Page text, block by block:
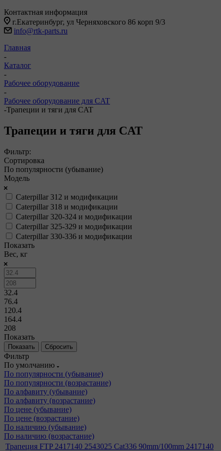
Контактная информация
г.Екатеринбург, ул Черняховского 86 корп 9/3
info@rtk-parts.ru
Главная
-
Каталог
-
Рабочее оборудование
-
Рабочее оборудование для CAT
-Трапеции и тяги для CAT
Трапеции и тяги для CAT
Фильтр:
Сортировка
По популярности (убывание)
Модель
Caterpillar 312 и модификации
Caterpillar 318 и модификации
Caterpillar 320-324 и модификации
Caterpillar 325-329 и модификации
Caterpillar 330-336 и модификации
Показать
Вес, кг
32.4
76.4
120.4
164.4
208
Показать
Сбросить
Фильтр
По умолчанию
По популярности (убывание)
По популярности (возрастание)
По алфавиту (убывание)
По алфавиту (возрастание)
По цене (убывание)
По цене (возрастание)
По наличию (убывание)
По наличию (возрастание)
Трапеция FTP 2417140 2543025 Cat336 90mm/100mm 2417140